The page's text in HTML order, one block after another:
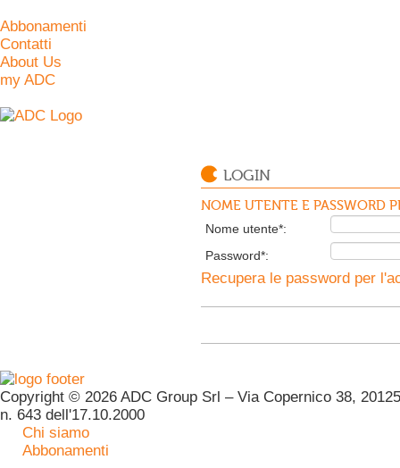
Abbonamenti
Contatti
About Us
my ADC
LOGIN
NOME UTENTE E PASSWORD
Nome utente*:
Password*:
Recupera le password per
Copyright © 2026 ADC Group Srl – Via Copernico 38,
n. 643 dell'17.10.2000
Chi siamo
Abbonamenti